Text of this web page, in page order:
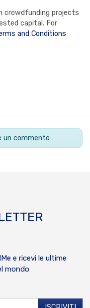
crowdfunding projects
capital. For
and Conditions
un commento
e ricevi le ultime
mondo